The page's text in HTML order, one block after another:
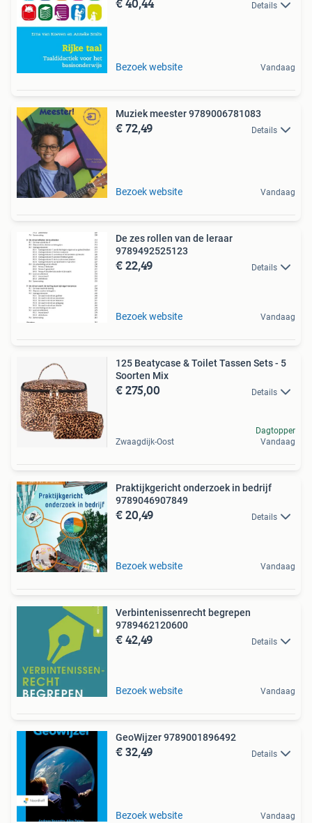
Details
Bezoek website Vandaag
Muziek meester 9789006781083
€ 72,49 Details
Bezoek website Vandaag
De zes rollen van de leraar
9789492525123
€ 22,49 Details
Bezoek website Vandaag
125 Beatycase & Toilet Tassen Sets - 5
Soorten Mix
€ 275,00 Details
Zwaagdijk-Oost
Dagtopper
Vandaag
Praktijkgericht onderzoek in bedrijf
9789046907849
€ 20,49 Details
Bezoek website Vandaag
Verbintenissenrecht begrepen
9789462120600
€ 42,49 Details
Bezoek website Vandaag
GeoWijzer 9789001896492
€ 32,49 Details
Bezoek website Vandaag